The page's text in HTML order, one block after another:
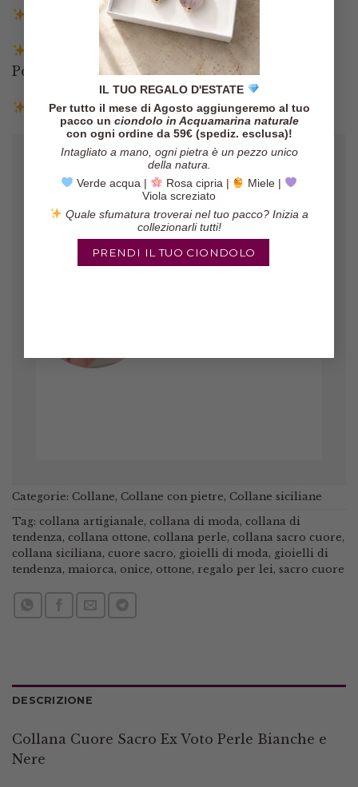
IL TUO REGALO D'ESTATE
Per tutto il mese di Agosto aggiungeremo al tuo
pacco un ciondolo in Acquamarina naturale
con ogni ordine da 59€ (spediz. esclusa)!
Intagliato a mano, ogni pietra è un pezzo unico
della natura.
Verde acqua |
Rosa cipria |
Miele |
Viola screziato
Quale sfumatura troverai nel tuo pacco? Inizia a
collezionarli tutti!
PRENDI IL TUO CIONDOLO
Spedizione entro 3 giorni lavorativi
Pagamenti tramite Paypal, Carta di credito,
Postepay e Scalapay
Resi entro 14 giorni
Categorie: Collane, Collane con pietre, Collane siciliane
Tag: collana artigianale, collana di moda, collana di
tendenza, collana ottone, collana perle, collana sacro cuore,
collana siciliana, cuore sacro, gioielli di moda, gioielli di
tendenza, maiorca, onice, ottone, regalo per lei, sacro cuore
DESCRIZIONE
Collana Cuore Sacro Ex Voto Perle Bianche e
Nere